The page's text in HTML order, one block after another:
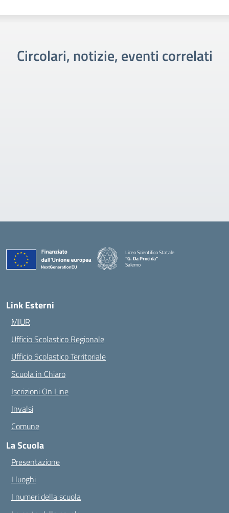
Circolari, notizie, eventi correlati
Liceo Scientifico Statale
“G. Da Procida”
Salerno
Link Esterni
MIUR
Ufficio Scolastico Regionale
Ufficio Scolastico Territoriale
Scuola in Chiaro
Iscrizioni On Line
Invalsi
Comune
La Scuola
Presentazione
I luoghi
I numeri della scuola